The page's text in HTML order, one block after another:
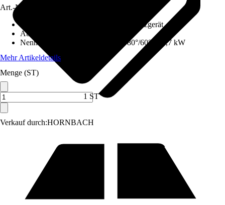
Verkauf durch:HORNBACH
Art.-Nr.
Set, Gas-Kombi-Wandheizgerät
Abgasanschluss
Nennwärmeleistung (Heizbetrieb 80°/60°)
19,7 kW
Mehr Artikeldetails
Menge (ST)
1 ST